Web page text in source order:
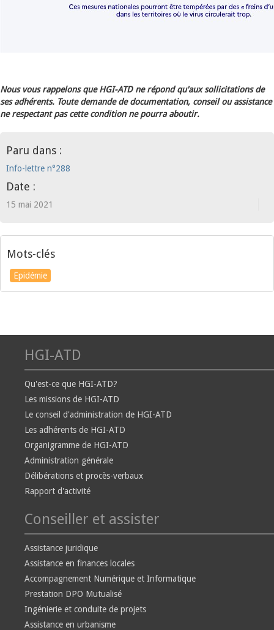
Nous vous rappelons que HGI-ATD ne répond qu'aux sollicitations de
ses adhérents. Toute demande de documentation, conseil ou assistance
ne respectant pas cette condition ne pourra aboutir.
Paru dans :
Info-lettre n°288
Date :
15 mai 2021
Mots-clés
Epidémie
HGI-ATD
Qu'est-ce que HGI-ATD?
Les missions de HGI-ATD
Le conseil d'administration de HGI-ATD
Les adhérents de HGI-ATD
Organigramme de HGI-ATD
Administration générale
Délibérations et procès-verbaux
Rapport d'activité
Conseiller et assister
Assistance juridique
Assistance en finances locales
Accompagnement Numérique et Informatique
Prestation DPO Mutualisé
Ingénierie et conduite de projets
Assistance en urbanisme